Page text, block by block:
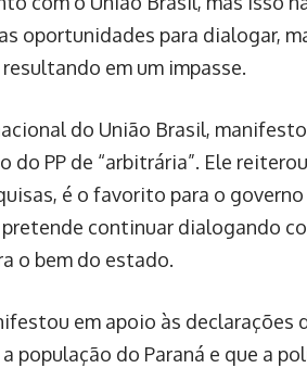
oportunidades para dialogar,
em um impasse.
do União Brasil,
do PP de “arbitrária”. Ele
é o favorito para o governo
continuar dialogando
o bem do estado.
em apoio às declarações
população do Paraná e que a